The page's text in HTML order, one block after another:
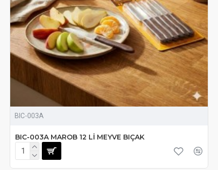
BIC-003A
BIC-003A MAROB 12 Lİ MEYVE BIÇAK